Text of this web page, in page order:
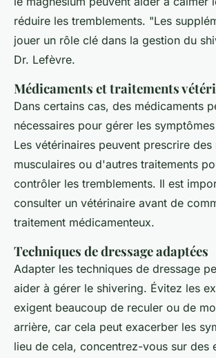
réduire les tremblements. "Les
jouer un rôle clé dans la gestion du
Dr. Lefèvre.
Médicaments et traitements
Dans certains cas, des médicaments
nécessaires pour gérer les
Les vétérinaires peuvent prescrire des
musculaires ou d'autres traitements
contrôler les tremblements. Il est
consulter un vétérinaire avant de
traitement médicamenteux.
Techniques de dressage adaptées
Adapter les techniques de dressage
aider à gérer le shivering. Évitez les
exigent beaucoup de reculer ou de
arrière, car cela peut exacerber les
lieu de cela, concentrez-vous sur des